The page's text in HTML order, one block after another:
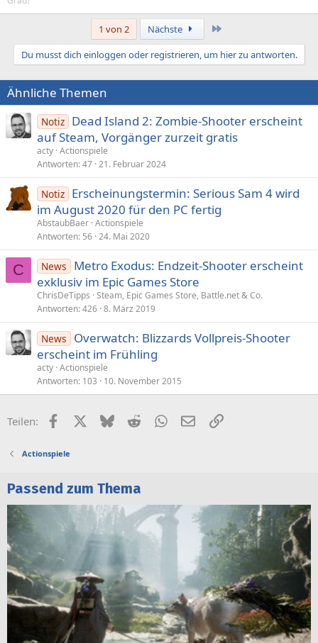
1 von 2 Nächste
Du musst dich einloggen oder registrieren, um hier zu antworten.
Ähnliche Themen
Notiz Dead Island 2: Zombie-Shooter erscheint
auf Steam, Vorgänger zurzeit gratis
acty Actionspiele
Antworten 47 21. Februar 2024
Notiz Erscheinungstermin: Serious Sam 4 wird
im August 2020 für den PC fertig
AbstaubBaer Actionspiele
Antworten 56 24. Mai 2020
C News
Metro Exodus: Endzeit-Shooter erscheint
exklusiv im Epic Games Store
ChrisDeTipps Steam, Epic Games Store, Battle.net & Co.
Antworten 426 8. März 2019
News
Overwatch: Blizzards Vollpreis-Shooter
erscheint im Frühling
acty Actionspiele
Antworten 103 10. November 2015
Teilen: FacebookX (Twitter)
BlueskyRedditWhatsApp
E-MailLink
Actionspiele
Passend zum Thema